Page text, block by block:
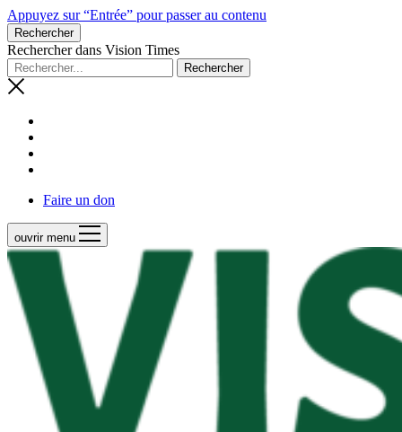
Appuyez sur “Entrée” pour passer au contenu
Rechercher
Rechercher dans Vision Times
Faire un don
ouvrir menu